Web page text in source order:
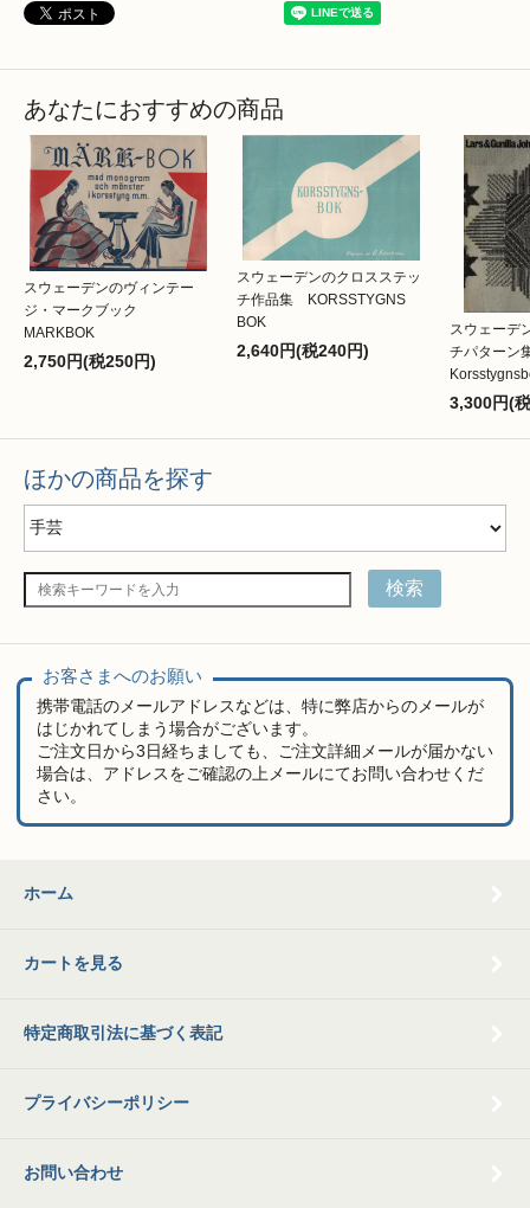
あなたにおすすめの商品
スウェーデンのヴィンテー
ジ・マークブック
MARKBOK
2,750円(税250円)
スウェーデンのクロスステッ
チ作品集 KORSSTYGNS
BOK
2,640円(税240円)
スウェーデ
チパター
3,300円(
ほかの商品を探す
検索
お客さまへのお願い
携帯電話のメールアドレスなどは、特に弊店からのメールが
はじかれてしまう場合がございます。
ご注文日から3日経ちましても、ご注文詳細メールが届かない
場合は、アドレスをご確認の上メールにてお問い合わせくだ
さい。
ホーム
カートを見る
特定商取引法に基づく表記
プライバシーポリシー
お問い合わせ